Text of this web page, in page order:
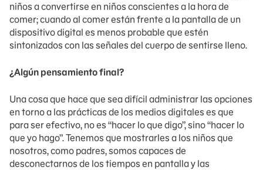
niños a convertirse en niños conscientes a la hora de
comer; cuando al comer están frente a la pantalla de un
dispositivo digital es menos probable que estén
sintonizados con las señales del cuerpo de sentirse lleno.
¿Algún pensamiento final?
Una cosa que hace que sea difícil administrar las opciones
en torno a las prácticas de los medios digitales es que
para ser efectivo, no es “hacer lo que digo”, sino “hacer lo
que yo hago”. Tenemos que mostrarles a los niños que
nosotros, como padres, somos capaces de
desconectarnos de los tiempos en pantalla y las